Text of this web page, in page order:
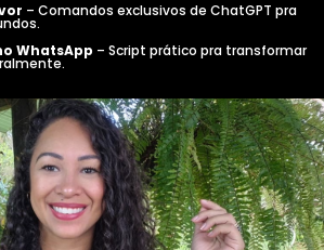
– Comandos exclusivos de ChatGPT pra
WhatsApp – Script prático pra transformar